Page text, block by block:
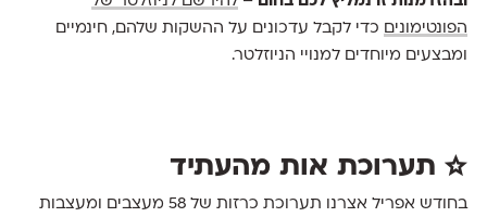
הפונטימונים כדי לקבל עדכונים על ההשקות שלהם, חינמיים
ומבצעים מיוחדים למנויי הניוזלטר.
☆ תערוכת אות מהעתיד
בחודש אפריל אצרנו תערוכת כרזות של 58 מעצבים ומעצבות